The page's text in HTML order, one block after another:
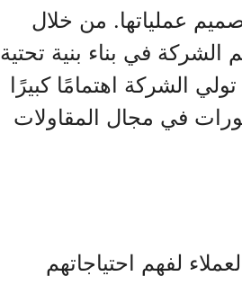
عملياتها. من خلال
الشركة في بناء بنية تحتية
الشركة اهتمامًا كبيرًا
في مجال المقاولات
لفهم احتياجاتهم